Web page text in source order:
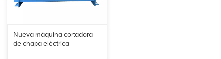
Nueva máquina cortadora
de chapa eléctrica